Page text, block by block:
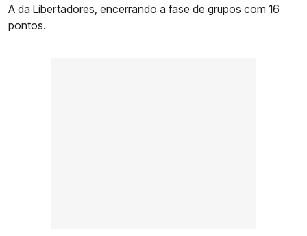
A da Libertadores, encerrando a fase de grupos com 16
pontos.